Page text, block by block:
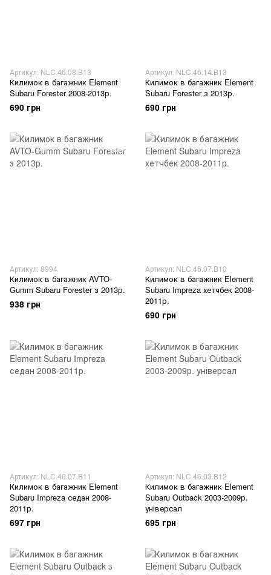
Артикул: NLC.46.08.B13
Килимок в багажник Element
Subaru Forester 2008-2013р.
690 грн
Артикул: NLC.46.14.B13
Килимок в багажник Element
Subaru Forester з 2013р.
690 грн
Артикул: 8994
Килимок в багажник AVTO-
Gumm Subaru Forester з 2013р.
938 грн
Артикул: NLC.46.07.B10
Килимок в багажник Element
Subaru Impreza хетчбек 2008-
2011р.
690 грн
Артикул: NLC.46.07.B11
Килимок в багажник Element
Subaru Impreza седан 2008-
2011р.
697 грн
Артикул: NLC.46.03.B12
Килимок в багажник Element
Subaru Outback 2003-2009р.
універсал
695 грн